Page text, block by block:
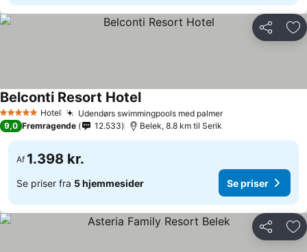
Del
5 Stjerner Hotel Udendørs swimmingpools med palmer
Belconti Resort Hotel
9,0 Fremragende 12.533 Belek, 8.8 km til Serik
Af 1.398 kr.
Se priser fra 5 hjemmesider Se priser
Del